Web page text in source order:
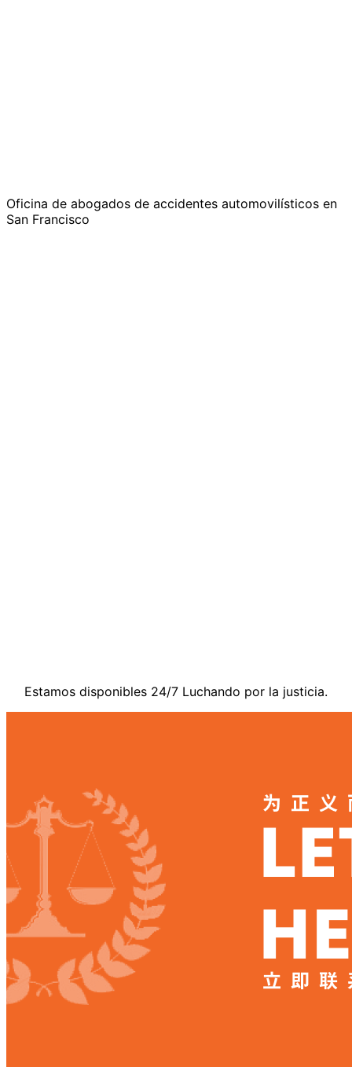
Oficina de abogados de accidentes automovilísticos en
San Francisco
Estamos disponibles 24/7 Luchando por la justicia.